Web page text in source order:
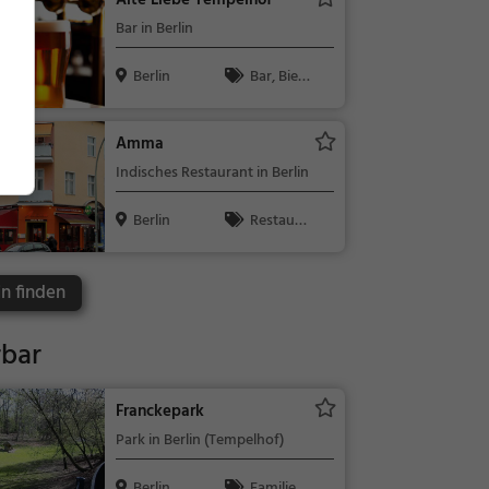
/ Getränke,
Bar in Berlin
Berlin
Bar, Bier,
Amma
Indisches Restaurant in Berlin
Berlin
Restaura
ingapurisch
finden
Franckepark
Park in Berlin (Tempelhof)